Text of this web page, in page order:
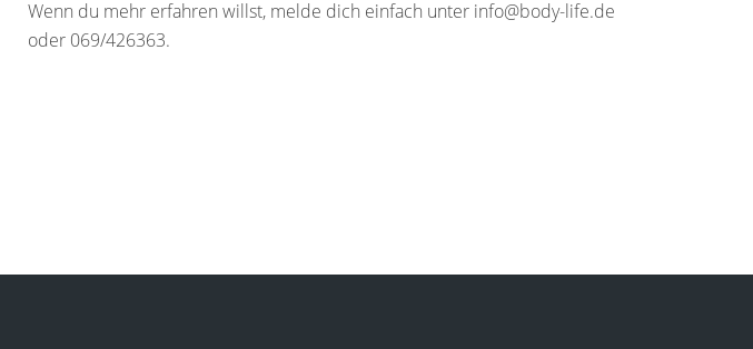
Wenn du mehr erfahren willst, melde dich einfach unter info@body-life.de
oder 069/426363.